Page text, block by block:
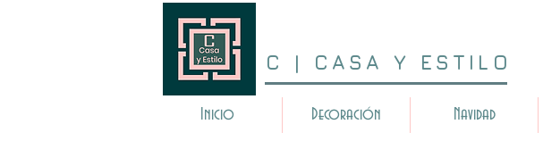
C | CASA Y ESTILO
Inicio Decoración Navidad